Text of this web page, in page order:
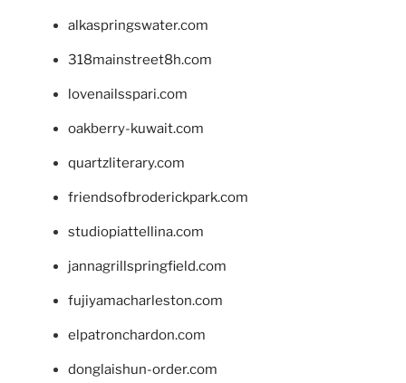
alkaspringswater.com
318mainstreet8h.com
lovenailsspari.com
oakberry-kuwait.com
quartzliterary.com
friendsofbroderickpark.com
studiopiattellina.com
jannagrillspringfield.com
fujiyamacharleston.com
elpatronchardon.com
donglaishun-order.com